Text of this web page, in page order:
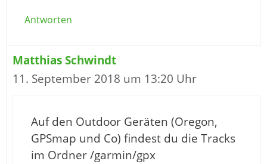
Antworten
Matthias Schwindt
11. September 2018 um 13:20 Uhr
Auf den Outdoor Geräten (Oregon,
GPSmap und Co) findest du die Tracks
im Ordner /garmin/gpx